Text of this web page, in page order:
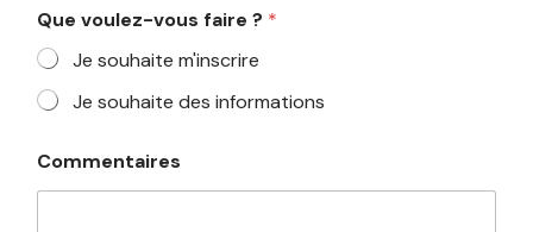
r
e
s
*
Que voulez-vous faire ? *
Je souhaite m'inscrire
Je souhaite des informations
Commentaires